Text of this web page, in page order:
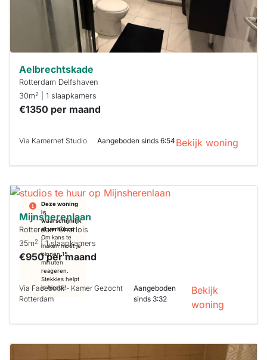
Aelbrechtskade
Rotterdam Delfshaven
30m2 | 1 slaapkamers
€1350 per maand
Via Kamernet Studio Aangeboden sinds 6:54 Bekijk woning
Deze woning
is
waarschijnlijk
al verhuurd
Om kans te
maken moet je
binnen 15
minuten
reageren.
Stekkies helpt
je hierbij!
Mijnsherenlaan
Rotterdam Charlois
35m2 | 1 slaapkamers
€950 per maand
Via Facebook - Kamer Gezocht
Rotterdam
Aangeboden
sinds 3:32
Bekijk
woning